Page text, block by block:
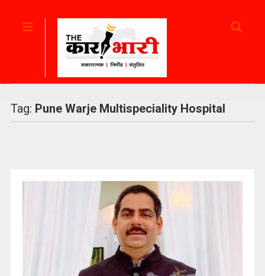
Tag: Pune Warje Multispeciality Hospital